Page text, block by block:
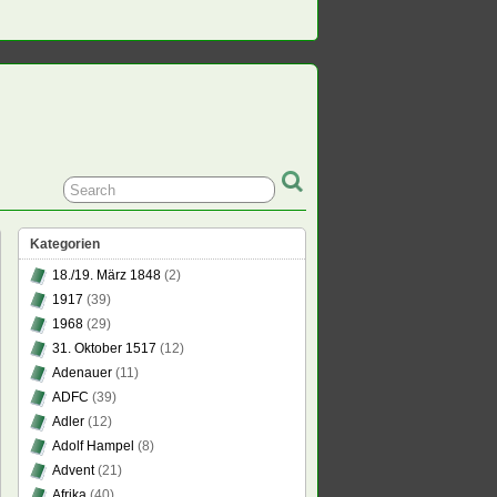
Kategorien
18./19. März 1848 (2)
1917 (39)
1968 (29)
31. Oktober 1517 (12)
Adenauer (11)
ADFC (39)
Adler (12)
Adolf Hampel (8)
Advent(21)